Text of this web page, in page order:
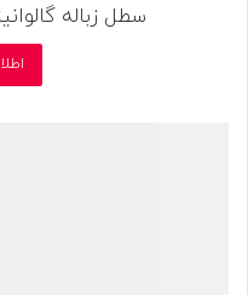
سطل زباله گالوانیزه 660 لیتری